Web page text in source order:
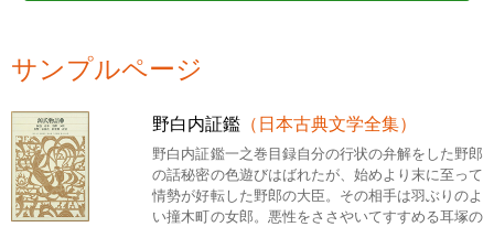
サンプルページ
野白内証鑑 （日本古典文学全集）
野白内証鑑一之巻目録自分の行状の弁解をした野郎
の話秘密の色遊びはばれたが、始めより末に至って
情勢が好転した野郎の大臣。その相手は羽ぶりのよ
い撞木町の女郎。悪性をささやいてすすめる耳塚の